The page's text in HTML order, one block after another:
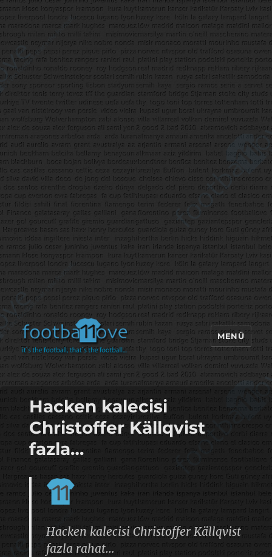
footbaLLove
MENÜ
Hacken kalecisi
Christoffer Källqvist
fazla…
Hacken kalecisi Christoffer Källqvist
fazla rahat…